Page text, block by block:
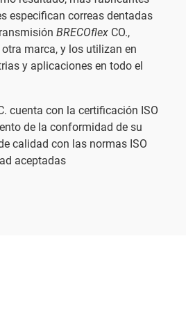
especifican correas dentadas
BRECOflexCO.,
marca, y los utilizan en
y aplicaciones en todo el
cuenta con la certificación ISO
de la conformidad de su
calidad con las normas ISO
aceptadas